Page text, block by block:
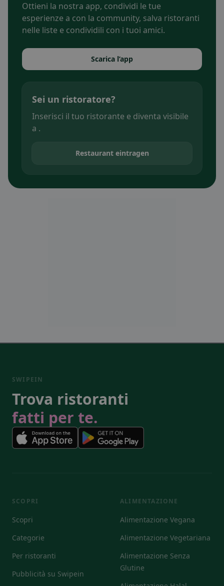
Ottieni la nostra app, condividi le tue
esperienze a con la community, salva ristoranti
nelle liste e condividili con i tuoi amici.
Scarica l’app
Sei un ristoratore?
Inserisci il tuo ristorante e diventa visibile
a .
Restaurant eintragen
SWIPEIN
Trova ristoranti
fatti per te.
SCOPRI
Scopri
Categorie
Per ristoranti
Pubblicità su Swipein
ALIMENTAZIONE
Alimentazione Vegana
Alimentazione Vegetariana
Alimentazione Senza
Glutine